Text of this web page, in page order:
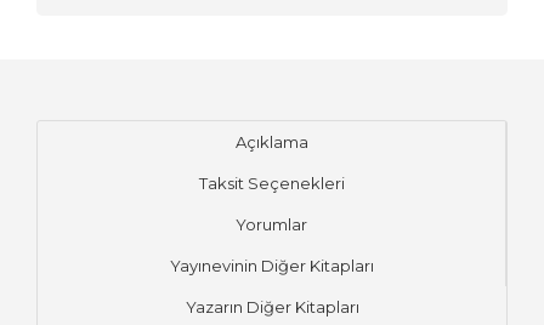
Açıklama
Taksit Seçenekleri
Yorumlar
Yayınevinin Diğer Kitapları
Yazarın Diğer Kitapları